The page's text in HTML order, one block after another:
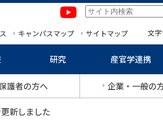
キャンパスマップ サイトマップ 文
研究 産官学連携
護者の方へ 企業・一般の
新しました